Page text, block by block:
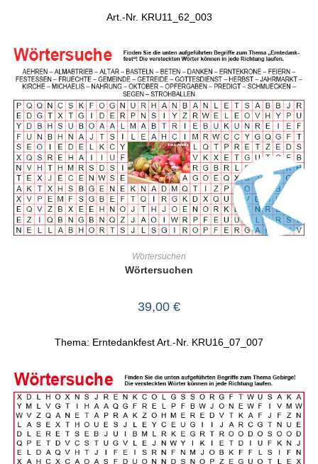
Art.-Nr. KRU11_62_003
Wörtersuchen
Wörtersuchen
39,00 €
Thema: Erntedankfest Art.-Nr. KRU16_07_007